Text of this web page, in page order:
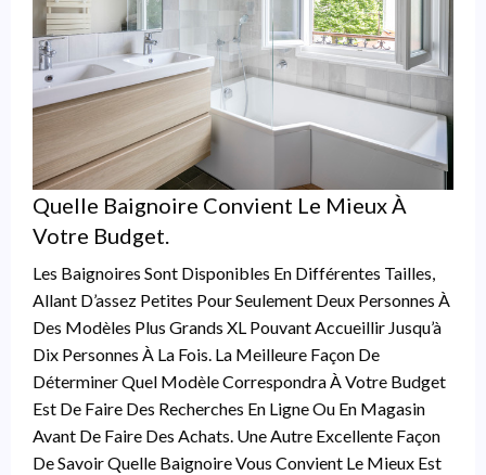
Quelle Baignoire Convient Le Mieux À
Votre Budget.
Les Baignoires Sont Disponibles En Différentes Tailles,
Allant D’assez Petites Pour Seulement Deux Personnes À
Des Modèles Plus Grands XL Pouvant Accueillir Jusqu’à
Dix Personnes À La Fois. La Meilleure Façon De
Déterminer Quel Modèle Correspondra À Votre Budget
Est De Faire Des Recherches En Ligne Ou En Magasin
Avant De Faire Des Achats. Une Autre Excellente Façon
De Savoir Quelle Baignoire Vous Convient Le Mieux Est